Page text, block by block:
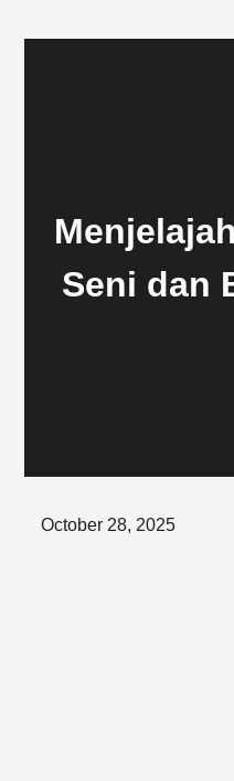
Seni dan
Posted
October 28, 2025